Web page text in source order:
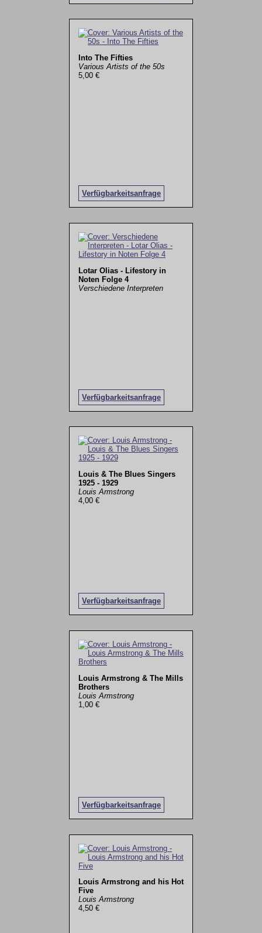
Into The Fifties
Various Artists of the 50s
5,00 €
Verfügbarkeitsanfrage
Lotar Olias - Lifestory in
Noten Folge 4
Verschiedene Interpreten
Verfügbarkeitsanfrage
Louis & The Blues Singers
1925 - 1929
Louis Armstrong
4,00 €
Verfügbarkeitsanfrage
Louis Armstrong & The Mills
Brothers
Louis Armstrong
1,00 €
Verfügbarkeitsanfrage
Louis Armstrong and his Hot
Five
Louis Armstrong
4,50 €